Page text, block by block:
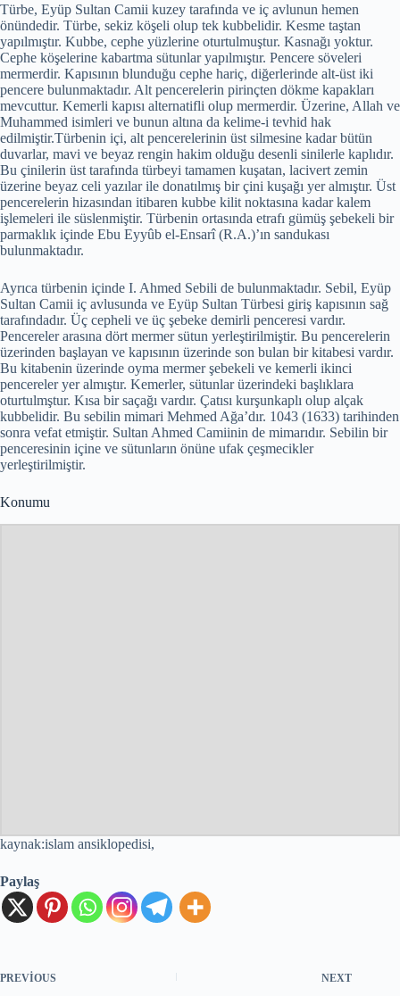
Türbe, Eyüp Sultan Camii kuzey tarafında ve iç avlunun hemen
önündedir. Türbe, sekiz köşeli olup tek kubbelidir. Kesme taştan
yapılmıştır. Kubbe, cephe yüzlerine oturtulmuştur. Kasnağı yoktur.
Cephe köşelerine kabartma sütunlar yapılmıştır. Pencere söveleri
mermerdir. Kapısının blunduğu cephe hariç, diğerlerinde alt-üst iki
pencere bulunmaktadır. Alt pencerelerin pirinçten dökme kapakları
mevcuttur. Kemerli kapısı alternatifli olup mermerdir. Üzerine, Allah ve
Muhammed isimleri ve bunun altına da kelime-i tevhid hak
edilmiştir.Türbenin içi, alt pencerelerinin üst silmesine kadar bütün
duvarlar, mavi ve beyaz rengin hakim olduğu desenli sinilerle kaplıdır.
Bu çinilerin üst tarafında türbeyi tamamen kuşatan, lacivert zemin
üzerine beyaz celi yazılar ile donatılmış bir çini kuşağı yer almıştır. Üst
pencerelerin hizasından itibaren kubbe kilit noktasına kadar kalem
işlemeleri ile süslenmiştir. Türbenin ortasında etrafı gümüş şebekeli bir
parmaklık içinde Ebu Eyyûb el-Ensarî (R.A.)’ın sandukası
bulunmaktadır.
Ayrıca türbenin içinde I. Ahmed Sebili de bulunmaktadır. Sebil, Eyüp
Sultan Camii iç avlusunda ve Eyüp Sultan Türbesi giriş kapısının sağ
tarafındadır. Üç cepheli ve üç şebeke demirli penceresi vardır.
Pencereler arasına dört mermer sütun yerleştirilmiştir. Bu pencerelerin
üzerinden başlayan ve kapısının üzerinde son bulan bir kitabesi vardır.
Bu kitabenin üzerinde oyma mermer şebekeli ve kemerli ikinci
pencereler yer almıştır. Kemerler, sütunlar üzerindeki başlıklara
oturtulmştur. Kısa bir saçağı vardır. Çatısı kurşunkaplı olup alçak
kubbelidir. Bu sebilin mimari Mehmed Ağa’dır. 1043 (1633) tarihinden
sonra vefat etmiştir. Sultan Ahmed Camiinin de mimarıdır. Sebilin bir
penceresinin içine ve sütunların önüne ufak çeşmecikler
yerleştirilmiştir.
Konumu
kaynak:islam ansiklopedisi,
Paylaş
PREVIOUS NEXT